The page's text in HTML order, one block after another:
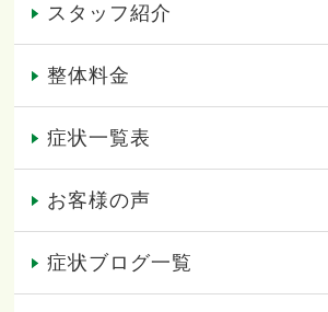
スタッフ紹介
整体料金
症状一覧表
お客様の声
症状ブログ一覧